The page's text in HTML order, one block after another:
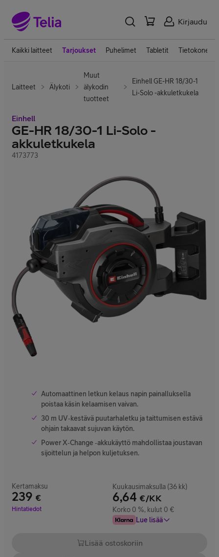
Kirjaudu
Kaikki laitteet Tarjoukset Puhelimet Tabletit Tietokoneet
Laitteet Älykoti
Muut
älykodin
tuotteet
Einhell GE-HR 18/30-1
Li-Solo -akkuletkukela
Einhell
GE-HR 18/30-1 Li-Solo -
akkuletkukela
4173773
Automaattinen letkun kelaus napin painalluksella
poistaa käsin kelaamisen vaivan.
30 m UV‑kestävä puutarhaletku ja taittumisen estävä
ohjain takaavat sujuvan käytön.
Power X‑Change ‑akkukäyttö mahdollistaa joustavan
sijoittelun ja helpon kuljetuksen.
Kertamaksu
239 €
Hinta 239 €
Hintatiedot
Kuukausimaksulla (36 kk)
6,64 €/KK
Korko 0 %, kulut 0 €
Lue lisää
Lisää ostoskoriin